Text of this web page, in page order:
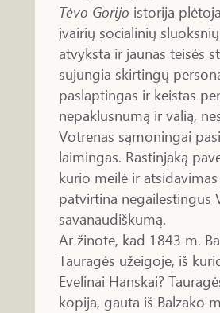
Tėvo Gorijo istorija
įvairių socialinių
atvyksta ir jaunas teisės
sujungia skirtingų
paslaptingas ir keistas
nepaklusnumą ir valią,
Votrenas sąmoningai
laimingas. Rastinjaką
kurio meilė ir
patvirtina negailestingus
savanaudiškumą.
Ar žinote, kad 1843 m.
Tauragės užeigoje, iš
Evelinai Hanskai?
kopija, gauta iš Balzako